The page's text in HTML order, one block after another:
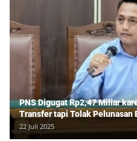
PNS Digugat Rp2,47 Miliar
Transfer tapi Tolak Pelunasan
Lawan Tipu Rp850 Juta
22 Juli 2025